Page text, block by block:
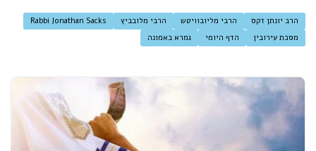
הרב יונתן זקס הרבי מליובוויטש הרבי מלובביץ
Rabbi Jonathan Sacks
מסכת עירובין
הדף היומי גמרא באמונה